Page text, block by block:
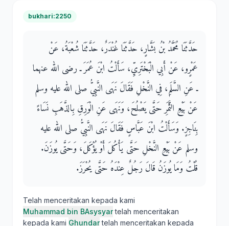
bukhari:2250
حَدَّثَنَا مُحَمَّدُ بْنُ بَشَّارٍ، حَدَّثَنَا غُنْدَرٌ، حَدَّثَنَا شُعْبَةُ، عَنْ
عَمْرٍو، عَنْ أَبِي الْبَخْتَرِيِّ، سَأَلْتُ ابْنَ عُمَرَ ـ رضى الله عنهما
ـ عَنِ السَّلَمِ، فِي النَّخْلِ فَقَالَ نَهَى النَّبِيُّ صلى الله عليه وسلم
عَنْ بَيْعِ الثَّمَرِ حَتَّى يَصْلُحَ، وَنَهَى عَنِ الْوَرِقِ بِالذَّهَبِ نَسَاءً
بِنَاجِزٍ‏.‏ وَسَأَلْتُ ابْنَ عَبَّاسٍ فَقَالَ نَهَى النَّبِيُّ صلى الله عليه
وسلم عَنْ بَيْعِ النَّخْلِ حَتَّى يَأْكُلَ أَوْ يُؤْكَلَ، وَحَتَّى يُوزَنَ‏.‏
قُلْتُ وَمَا يُوزَنُ قَالَ رَجُلٌ عِنْدَهُ حَتَّى يُحْرَزَ‏.‏
Telah menceritakan kepada kami
Muhammad bin BAsysyartelah menceritakan
kepada kami Ghundartelah menceritakan kepada